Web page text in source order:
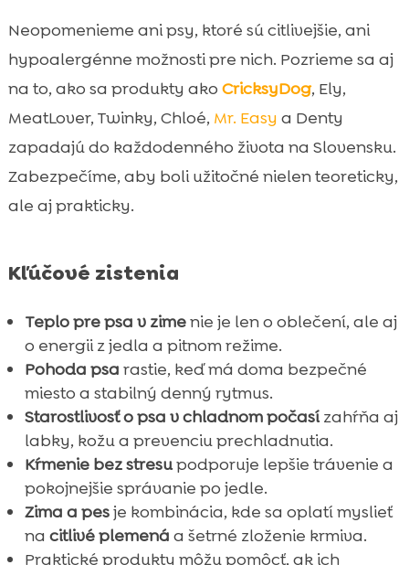
balzam na nos a labky
 Keď je náš psík maškrtný: Mr. Easy
vegánsky dressing na granule a Denty
vegánske dentálne tyčinky
 Záver
 FAQ
Neopomenieme ani psy, ktoré sú citlivejšie, ani
hypoalergénne možnosti pre nich. Pozrieme sa aj
na to, ako sa produkty ako CricksyDog, Ely,
MeatLover, Twinky, Chloé, Mr. Easy a Denty
zapadajú do každodenného života na Slovensku.
Zabezpečíme, aby boli užitočné nielen teoreticky,
ale aj prakticky.
Kľúčové zistenia
Teplo pre psa v zimenie je len o oblečení, ale aj
o energii z jedla a pitnom režime.
Pohoda psa rastie, keď má doma bezpečné
miesto a stabilný denný rytmus.
Starostlivosť o psa v chladnom počasízahŕňa aj
labky, kožu a prevenciu prechladnutia.
Kŕmenie bez stresupodporuje lepšie trávenie a
pokojnejšie správanie po jedle.
Zima a pesje kombinácia, kde sa oplatí myslieť
na citlivé plemená a šetrné zloženie krmiva.
Praktické produkty môžu pomôcť, ak ich